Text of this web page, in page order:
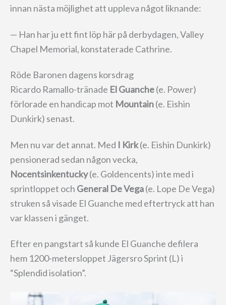
innan nästa möjlighet att uppleva något liknande:
— Han har ju ett fint löp här på derbydagen, Valley
Chapel Memorial, konstaterade Cathrine.
Röde Baronen dagens korsdrag
Ricardo Ramallo-tränade El Guanche(e. Power)
förlorade en handicap mot Mountain(e. Eishin
Dunkirk) senast.
Men nu var det annat. Med I Kirk(e. Eishin Dunkirk)
pensionerad sedan någon vecka,
Nocentsinkentucky(e. Goldencents) inte med i
sprintloppet och General De Vega(e. Lope De Vega)
struken så visade El Guanche med eftertryck att han
var klassen i gänget.
Efter en pangstart så kunde El Guanche defilera
hem 1200-metersloppet Jägersro Sprint (L) i
“Splendid isolation”.